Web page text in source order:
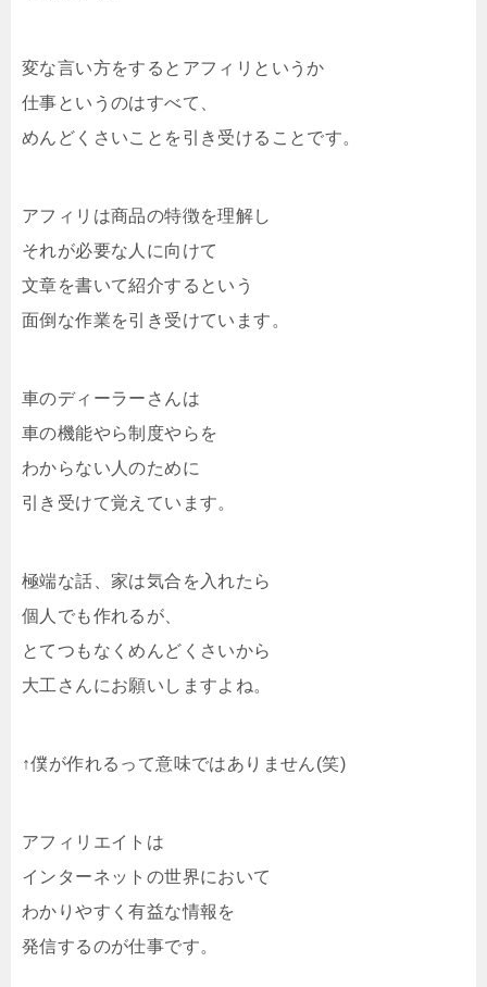
変な言い方をするとアフィリというか
仕事というのはすべて、
めんどくさいことを引き受けることです。
アフィリは商品の特徴を理解し
それが必要な人に向けて
文章を書いて紹介するという
面倒な作業を引き受けています。
車のディーラーさんは
車の機能やら制度やらを
わからない人のために
引き受けて覚えています。
極端な話、家は気合を入れたら
個人でも作れるが、
とてつもなくめんどくさいから
大工さんにお願いしますよね。
↑僕が作れるって意味ではありません(笑)
アフィリエイトは
インターネットの世界において
わかりやすく有益な情報を
発信するのが仕事です。